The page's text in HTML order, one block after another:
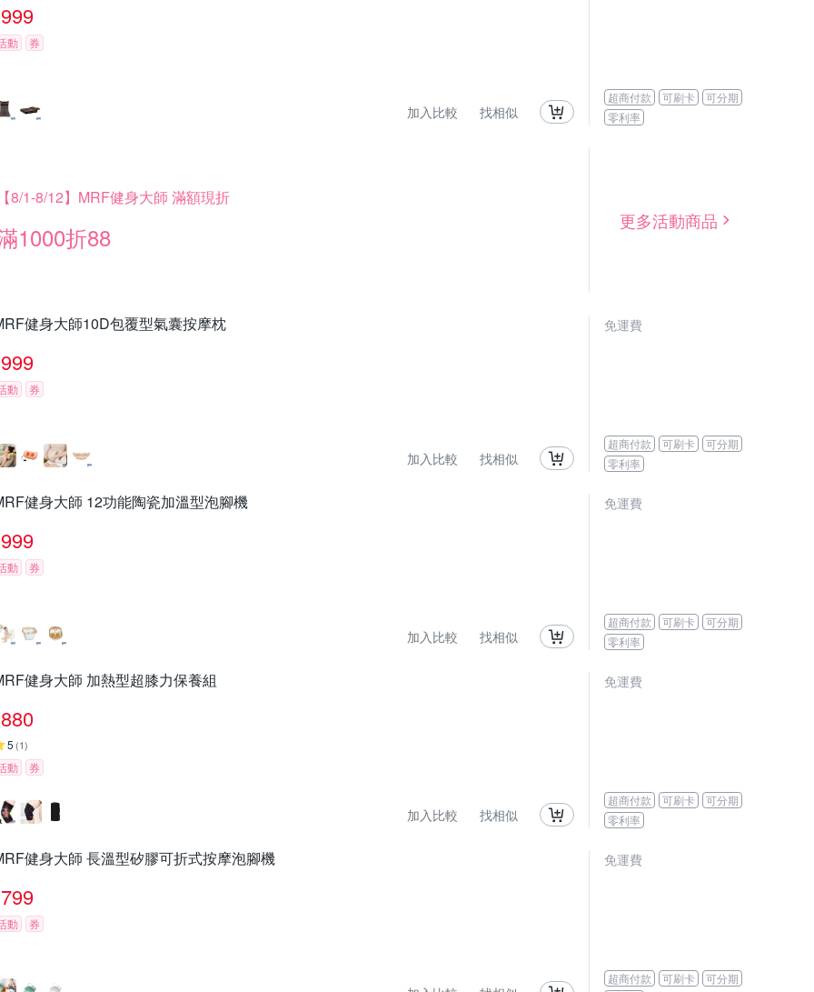
999
動 券
加入比較 找相似
超商付款 可刷卡
可分期
零利率
8/1-8/12】MRF健身大師 滿額現折
1000折88
更多活動商品
健身大師10D包覆型氣囊按摩枕
999
動 券
加入比較 找相似
免運費
超商付款 可刷卡
可分期
零利率
健身大師 12功能陶瓷加溫型泡腳機
999
動 券
加入比較 找相似
免運費
超商付款 可刷卡
可分期
零利率
健身大師 加熱型超膝力保養組
880
5 (1)
動 券
加入比較 找相似
免運費
超商付款 可刷卡
可分期
零利率
健身大師 長溫型矽膠可折式按摩泡腳機
799
動 券
免運費
超商付款 可刷卡
可分期